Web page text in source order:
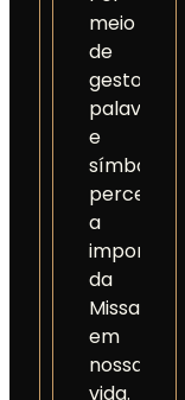
meio
de
gestos,
palavras
e
símbolos,
a
da
Missa
em
nossa
vida.